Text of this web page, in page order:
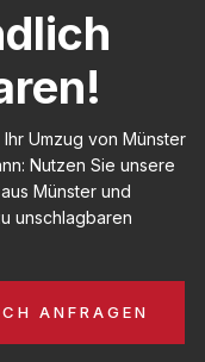
Umzug von Münster
Nutzen Sie unsere
Münster und
unschlagbaren
ANFRAGEN